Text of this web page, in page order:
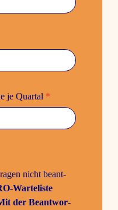
je Quartal *
nicht beant­
Warte­liste
der Beant­wor­